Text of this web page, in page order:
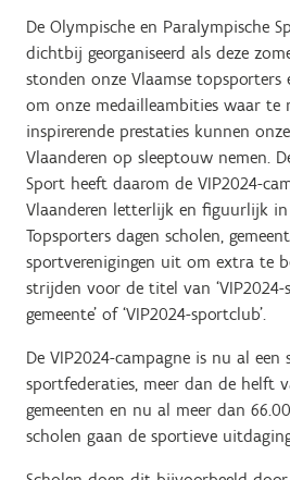
De Olympische en Paralympische
dichtbij georganiseerd als deze
stonden onze Vlaamse
om onze medailleambities waar te
inspirerende prestaties kunnen
Vlaanderen op sleeptouw nemen.
Sport heeft daarom de VIP2024-
Vlaanderen letterlijk en figuurlijk
Topsporters dagen scholen,
sportverenigingen uit om extra te
strijden voor de titel van ‘VIP2024-
gemeente’ of ‘VIP2024-sportclub’.
De VIP2024-campagne is nu al een
sportfederaties, meer dan de helft
gemeenten en nu al meer dan
scholen gaan de sportieve